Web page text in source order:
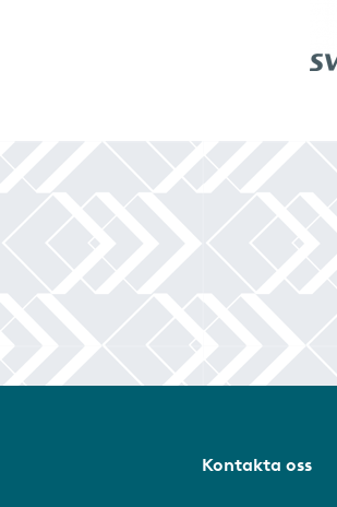
Kontakta oss